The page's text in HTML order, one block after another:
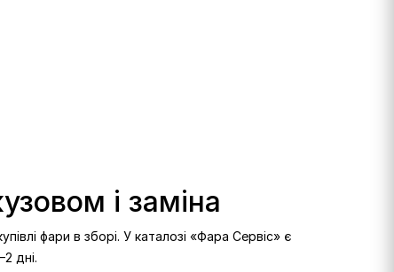
і заміна
фари в зборі. У каталозі «Фара Сервіс» є
дні.